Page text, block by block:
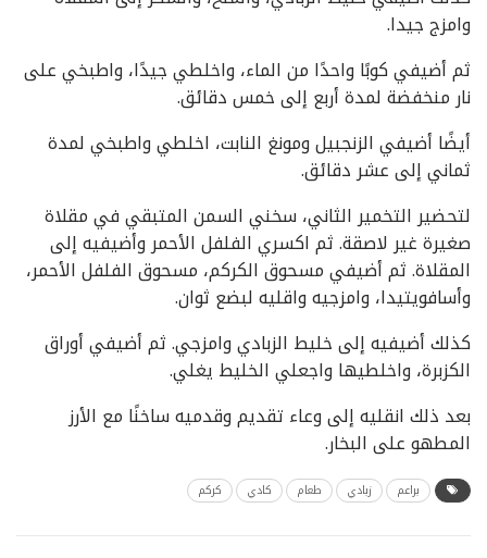
وامزج جيدا.
ثم أضيفي كوبًا واحدًا من الماء، واخلطي جيدًا، واطبخي على
نار منخفضة لمدة أربع إلى خمس دقائق.
أيضًا أضيفي الزنجبيل ومونغ النابت، اخلطي واطبخي لمدة
ثماني إلى عشر دقائق.
لتحضير التخمير الثاني، سخني السمن المتبقي في مقلاة
صغيرة غير لاصقة. ثم اكسري الفلفل الأحمر وأضيفيه إلى
المقلاة. ثم أضيفي مسحوق الكركم، مسحوق الفلفل الأحمر،
وأسافويتيدا، وامزجيه واقليه لبضع ثوان.
كذلك أضيفيه إلى خليط الزبادي وامزجي. ثم أضيفي أوراق
الكزبرة، واخلطيها واجعلي الخليط يغلي.
بعد ذلك انقليه إلى وعاء تقديم وقدميه ساخنًا مع الأرز
المطهو على البخار.
براعم زبادي طعام كادي كركم